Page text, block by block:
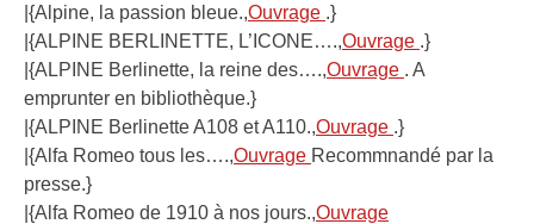
|{Alpine, la passion bleue.,Ouvrage .}
|{ALPINE BERLINETTE, L’ICONE….,Ouvrage .}
|{ALPINE Berlinette, la reine des….,Ouvrage . A
emprunter en bibliothèque.}
|{ALPINE Berlinette A108 et A110.,Ouvrage .}
|{Alfa Romeo tous les….,Ouvrage Recommnandé par la
presse.}
|{Alfa Romeo de 1910 à nos jours.,Ouvrage